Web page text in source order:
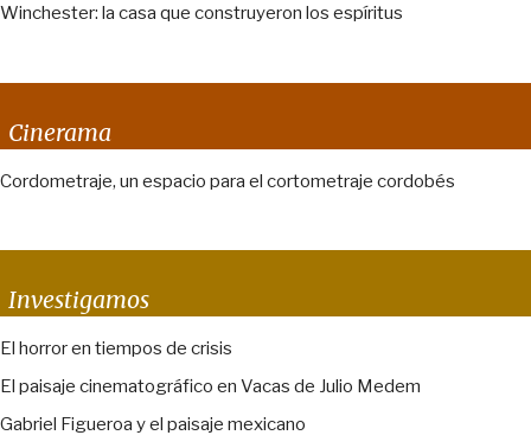
Winchester: la casa que construyeron los espíritus
Cinerama
Cordometraje, un espacio para el cortometraje cordobés
Investigamos
El horror en tiempos de crisis
El paisaje cinematográfico en Vacas de Julio Medem
Gabriel Figueroa y el paisaje mexicano